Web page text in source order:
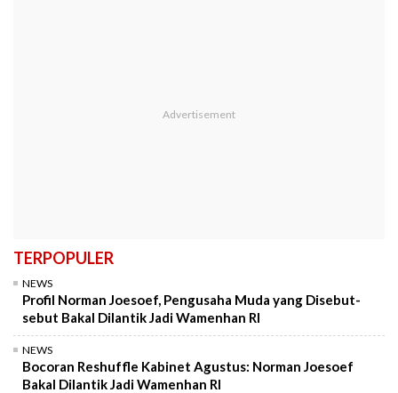
TERPOPULER
NEWS
Profil Norman Joesoef, Pengusaha Muda yang Disebut-
sebut Bakal Dilantik Jadi Wamenhan RI
NEWS
Bocoran Reshuffle Kabinet Agustus: Norman Joesoef
Bakal Dilantik Jadi Wamenhan RI